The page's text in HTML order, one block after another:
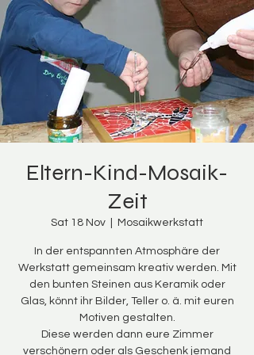
Eltern-Kind-Mosaik-
Zeit
Sat 18 Nov Mosaikwerkstatt
In der entspannten Atmosphäre der
Werkstatt gemeinsam kreativ werden. Mit
den bunten Steinen aus Keramik oder
Glas, könnt ihr Bilder, Teller o. ä. mit euren
Motiven gestalten.
Diese werden dann eure Zimmer
verschönern oder als Geschenk jemand